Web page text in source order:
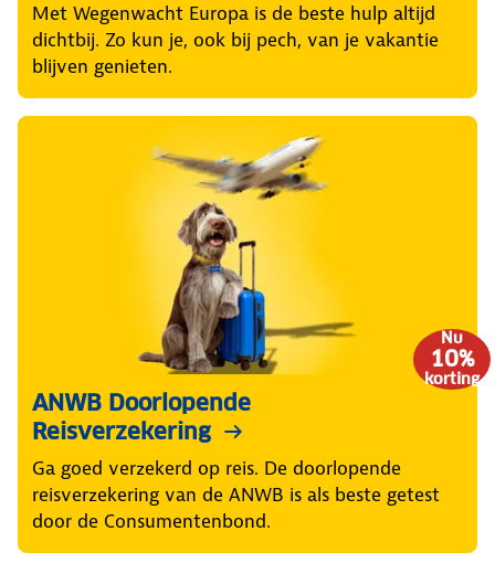
Met Wegenwacht Europa is de beste hulp altijd
dichtbij. Zo kun je, ook bij pech, van je vakantie
blijven genieten.
Nu
10%
korting
ANWB Doorlopende
Reisverzekering
Ga goed verzekerd op reis. De doorlopende
reisverzekering van de ANWB is als beste getest
door de Consumentenbond.